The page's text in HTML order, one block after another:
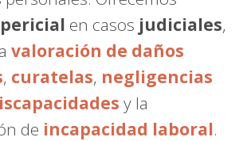
en casos judiciales,
valoración de daños
, curatelas, negligencias
y la
de incapacidad laboral.